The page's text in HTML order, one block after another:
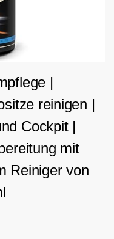
|
reinigen |
Cockpit |
mit
Reiniger von